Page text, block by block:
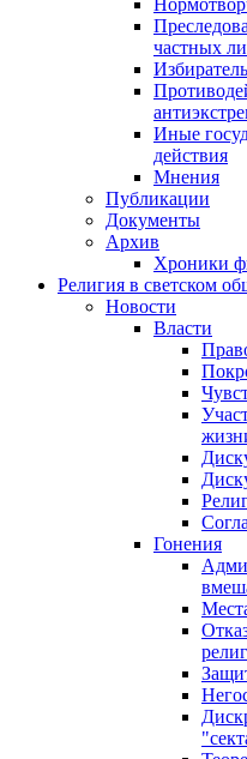
частных
Иные
действия
Мнения
Публикации
Документы
Архив
Хроники
Религия в светском
Новости
Власти
Гонения